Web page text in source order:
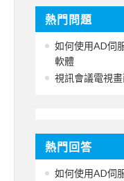
熱門問題
如何使用AD伺
軟體
視訊會議電視
熱門回答
如何使用AD伺